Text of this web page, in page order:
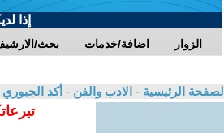
إذا
بحث/ اضافة/خدمات الزوار
الصفحة الرئيسية - الادب والفن - أكد الجبوري